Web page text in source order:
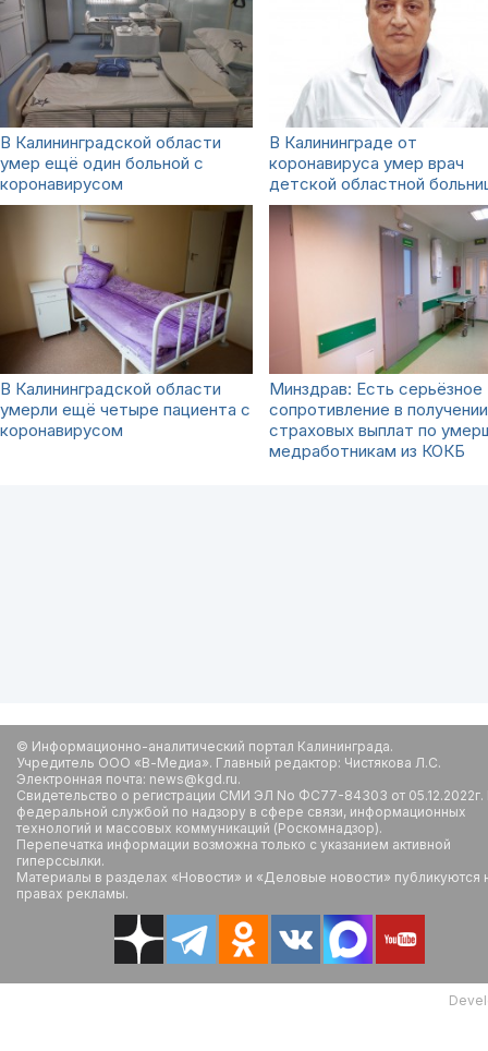
В Калининградской области
умер ещё один больной с
коронавирусом
В Калининграде от
коронавируса умер врач
детской областной
В Калининградской области
умерли ещё четыре пациента с
коронавирусом
Минздрав: Есть серьёзное
сопротивление в получении
страховых выплат по
медработникам из КОКБ
© Информационно-аналитический портал Калининграда.
Учредитель ООО «В-Медиа». Главный редактор: Чистякова Л.С.
Электронная почта: news@kgd.ru.
Свидетельство о регистрации СМИ ЭЛ No ФС77-84303 от
федеральной службой по надзору в сфере связи, информационных
технологий и массовых коммуникаций (Роскомнадзор).
Перепечатка информации возможна только с указанием активной
гиперссылки.
Материалы в разделах «Новости» и «Деловые новости» публикуются
правах рекламы.